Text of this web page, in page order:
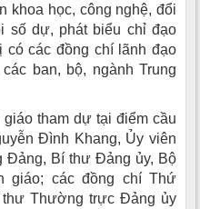
khoa học, công nghệ, đổi
số dự, phát biểu chỉ đạo
có các đồng chí lãnh đạo
ban, bộ, ngành Trung
tham dự tại điểm cầu
Đình Khang, Ủy viên
Đảng, Bí thư Đảng ủy, Bộ
giáo; các đồng chí Thứ
Thường trực Đảng ủy